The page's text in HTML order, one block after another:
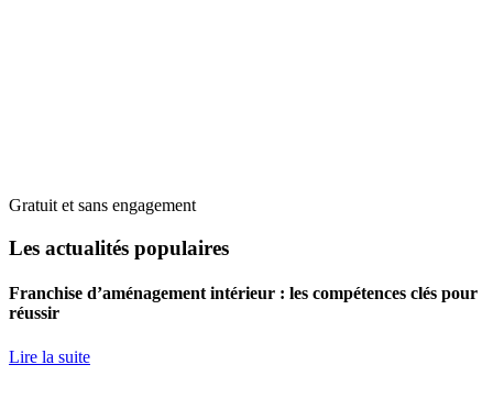
Gratuit et sans engagement
Les actualités populaires
Franchise d’aménagement intérieur : les compétences clés pour
réussir
Lire la suite